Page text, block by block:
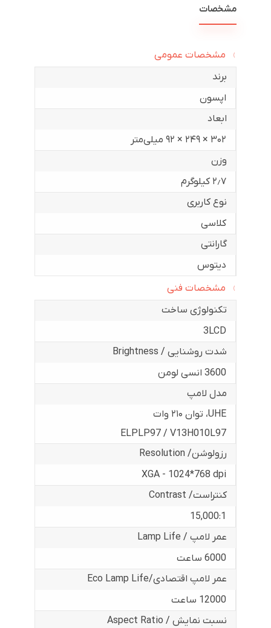
مشخصات
مشخصات عمومی
برند
اپسون
ابعاد
۳۰۲ × ۲۴۹ × ۹۲ میلی‌متر
وزن
۲٫۷ کیلوگرم
نوع کاربری
کلاسی
گارانتی
دیتوس
مشخصات فنی
تکنولوژی ساخت
3LCD
شدت روشنایی / Brightness
3600 انسی لومن
مدل لامپ
UHE، توان ۲۱۰ وات
ELPLP97 / V13H010L97
رزولوشن/ Resolution
XGA - 1024*768 dpi
کنتراست/ Contrast
15,000:1
عمر لامپ / Lamp Life
6000 ساعت
عمر لامپ اقتصادی/Eco Lamp Life
12000 ساعت
نسبت نمایش / Aspect Ratio